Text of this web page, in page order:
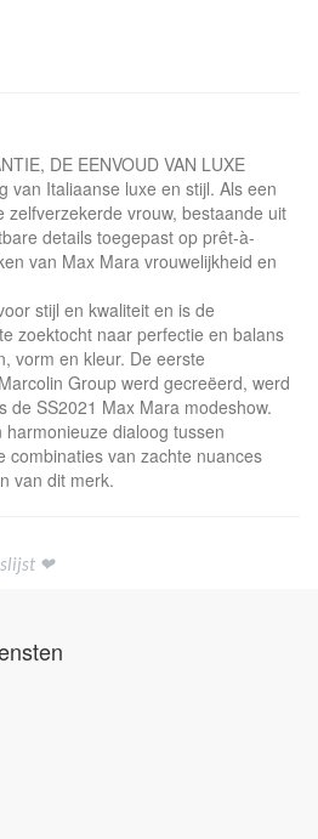
DE EENVOUD VAN LUXE
van Italiaanse luxe en stijl. Als een
zelfverzekerde vrouw, bestaande uit
details toegepast op prêt-à-
van Max Mara vrouwelijkheid en
stijl en kwaliteit en is de
zoektocht naar perfectie en balans
vorm en kleur. De eerste
Group werd gecreëerd, werd
de SS2021 Max Mara modeshow.
dialoog tussen
combinaties van zachte nuances
van dit merk.
❤